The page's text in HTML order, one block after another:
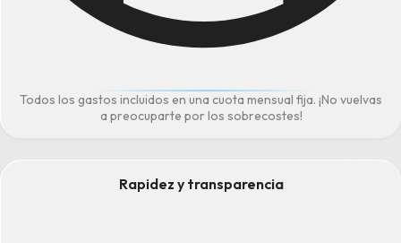
Todos los gastos incluidos en una cuota mensual fija. ¡No vuelvas
a preocuparte por los sobrecostes!
Rapidez y transparencia